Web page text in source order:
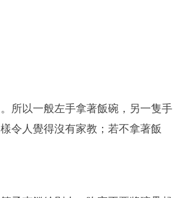
所以一般左手拿著飯碗，另一隻手
令人覺得沒有家教；若不拿著飯